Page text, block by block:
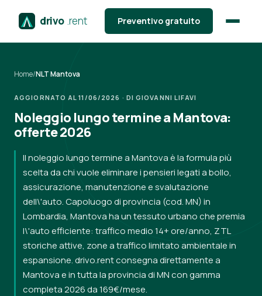
drivo .rent Preventivo gratuito
Home/NLT Mantova
AGGIORNATO AL 11/06/2026 · DI GIOVANNI LIFAVI
Noleggio lungo termine a Mantova:
offerte 2026
Il noleggio lungo termine a Mantova è la formula più
scelta da chi vuole eliminare i pensieri legati a bollo,
assicurazione, manutenzione e svalutazione
dell\'auto. Capoluogo di provincia (cod. MN) in
Lombardia, Mantova ha un tessuto urbano che premia
l\'auto efficiente: traffico medio 14+ ore/anno, ZTL
storiche attive, zone a traffico limitato ambientale in
espansione. drivo.rent consegna direttamente a
Mantova e in tutta la provincia di MN con gamma
completa 2026 da 169€/mese.